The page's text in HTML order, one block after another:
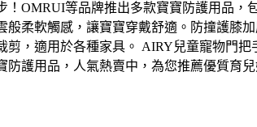
！OMRUI等品牌推出多款寶寶防護用品
般柔軟觸感，讓寶寶穿戴舒適。防撞護膝
剪，適用於各種家具。 AIRY兒童寵物門
護用品，人氣熱賣中，為您推薦優質育兒